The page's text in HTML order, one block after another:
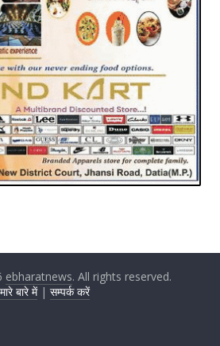
ebharatnews. All rights reserved.
बारे में| सम्पर्क करें